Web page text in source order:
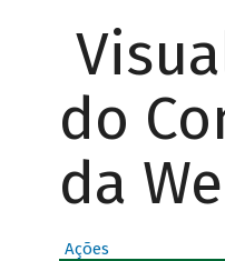
do
da
Ações